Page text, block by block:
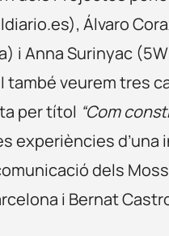
Álvaro
i Anna Surinyac
també veurem tres
per títol “Com
experiències
dels
i Bernat